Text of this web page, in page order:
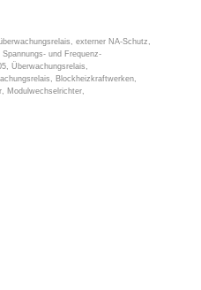
externer NA-Schutz,
Spannungs- und Frequenz-
Überwachungsrelais,
Blockheizkraftwerken,
Modulwechselrichter,